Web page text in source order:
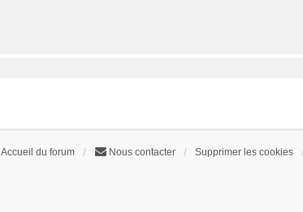
Accueil du forum Nous contacter Supprimer les cookies